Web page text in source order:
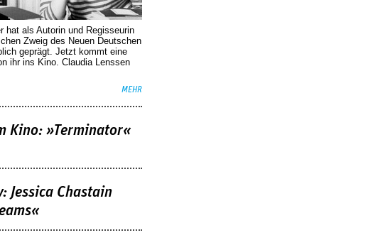
hat als Autorin und Regisseurin
Zweig des Neuen Deutschen
geprägt. Jetzt kommt eine
ihr ins Kino. Claudia Lenssen
MEHR
Kino: »Terminator«
Jessica Chastain